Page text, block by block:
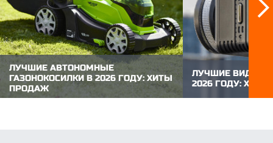
ЛУЧШИЕ АВТОНОМНЫЕ
ГАЗОНОКОСИЛКИ В 2026 ГОДУ: ХИТЫ
ПРОДАЖ
Аккумуляторные газонокосилки не
ЛУЧШИЕ
2026 ГОДУ: